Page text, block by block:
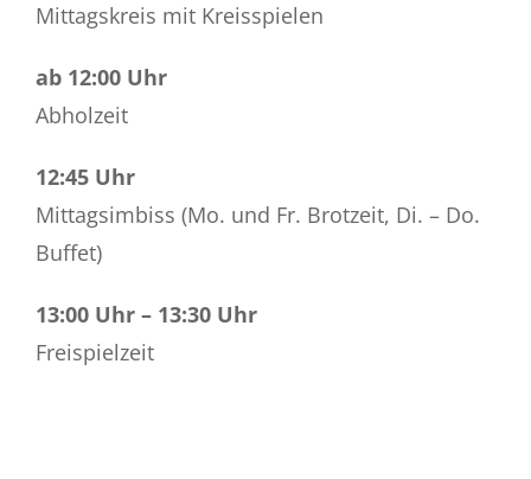
Mittagskreis mit Kreisspielen
ab 12:00 Uhr
Abholzeit
12:45 Uhr
Mittagsimbiss (Mo. und Fr. Brotzeit, Di. – Do.
Buffet)
13:00 Uhr – 13:30 Uhr
Freispielzeit